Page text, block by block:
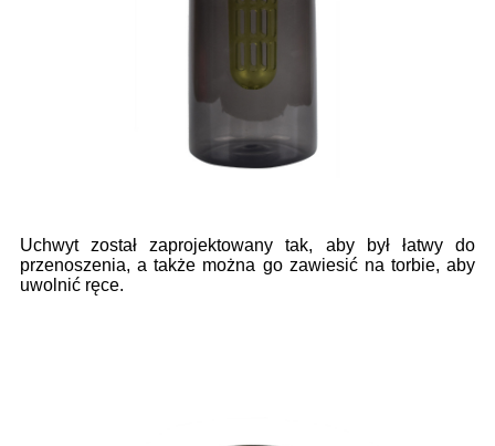
Uchwyt został zaprojektowany tak, aby był łatwy do
przenoszenia, a także można go zawiesić na torbie, aby
uwolnić ręce.